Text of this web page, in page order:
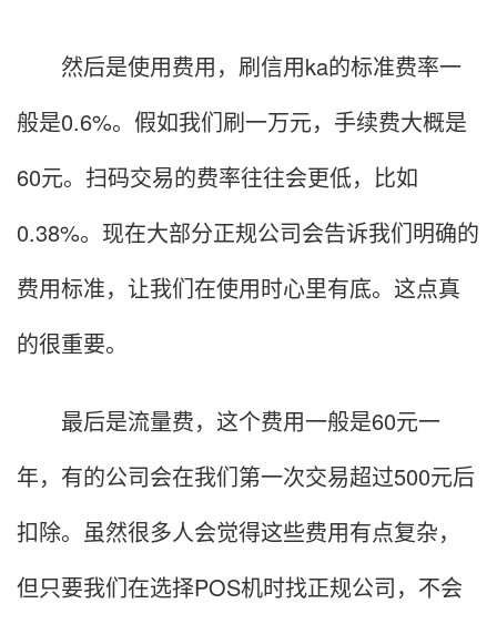
然后是使用费用，刷信用ka的标准费率一
般是0.6%。假如我们刷一万元，手续费大概是
60元。扫码交易的费率往往会更低，比如
0.38%。现在大部分正规公司会告诉我们明确的
费用标准，让我们在使用时心里有底。这点真
的很重要。
最后是流量费，这个费用一般是60元一
年，有的公司会在我们第一次交易超过500元后
扣除。虽然很多人会觉得这些费用有点复杂，
但只要我们在选择POS机时找正规公司，不会